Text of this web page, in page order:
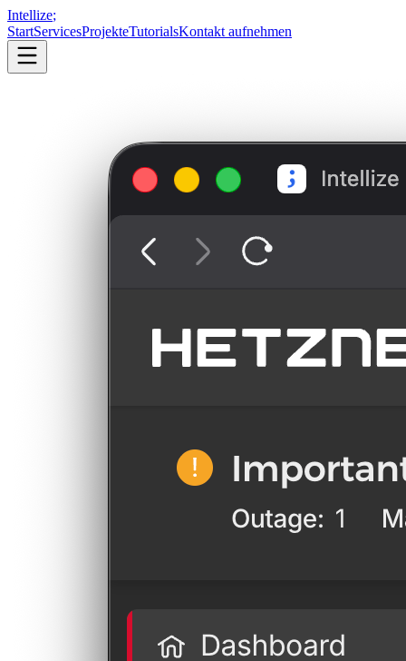
Intellize;
StartServicesProjekteTutorialsKontakt aufnehmen